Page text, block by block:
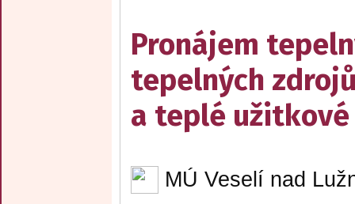
Pronájem
tepelných
a teplé užitkové
MÚ Veselí nad